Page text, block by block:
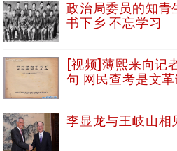
政治局委员的知青
书下乡 不忘学习
[视频]薄熙来向记
句 网民查考是文
李显龙与王岐山相